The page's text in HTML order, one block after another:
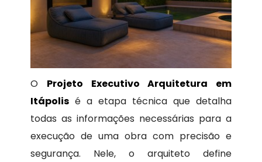
O Projeto Executivo Arquitetura em
Itápolis é a etapa técnica que detalha
todas as informações necessárias para a
execução de uma obra com precisão e
segurança. Nele, o arquiteto define